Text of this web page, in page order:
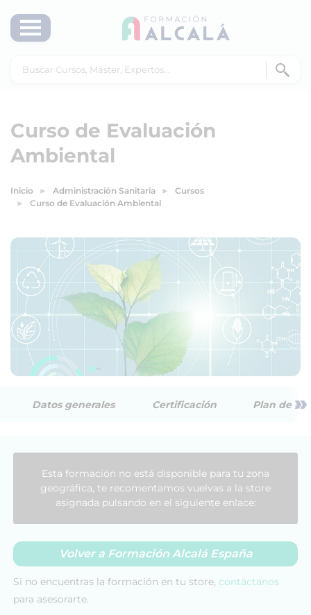
Curso de Evaluación
Ambiental
Inicio Administración Sanitaria
Cursos
Curso de Evaluación Ambiental
Datos generales Certificación Plan de »
Esta formación no está disponible para tu zona
geográfica, te recomentamos vuelvas a la store
asignada pulsando en el siguiente enlace:
Volver a Formación Alcalá España
Si no encuentras la formación en tu store, contáctanos
para asesorarte.